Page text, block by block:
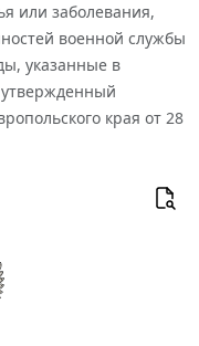
или заболевания,
военной службы
указанные в
края от 28